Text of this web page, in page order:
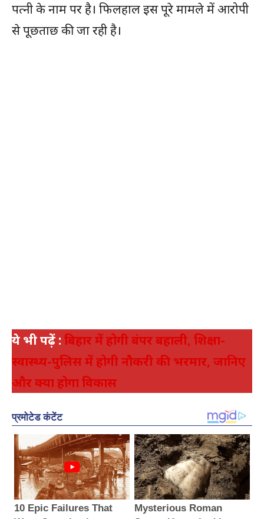
पत्नी के नाम पर है। फिलहाल इस पूरे मामले में आरोपी
से पूछताछ की जा रही है।
ये भी पढ़ें :बिहार में होगी बंपर बहाली, शिक्षा-
स्वास्थ्य-पुलिस में होगी नौकरी की भरमार, जानिए
और क्या होगा विकास